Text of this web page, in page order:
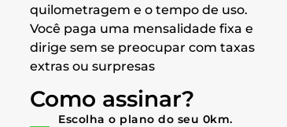
quilometragem e o tempo de uso.
Você paga uma mensalidade fixa e
dirige sem se preocupar com taxas
extras ou surpresas
Como assinar?
Escolha o plano do seu 0km.